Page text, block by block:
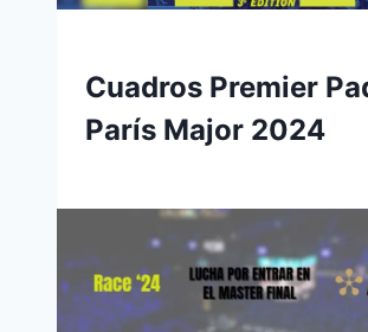
Cuadros Premier
París Major 2024